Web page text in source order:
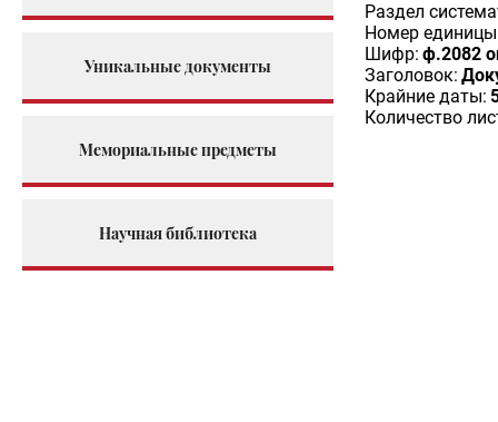
Уникальные документы
Мемориальные предметы
Научная библиотека
Раздел
Номер единицы
Шифр: ф.2082
Заголовок:
Крайние даты:
Количество